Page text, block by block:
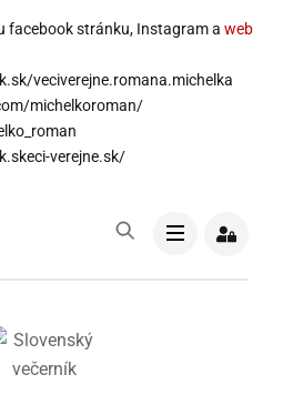
facebook stránku, Instagram a web
veciverejne.romana.michelka
michelkoroman/
verejne.sk/